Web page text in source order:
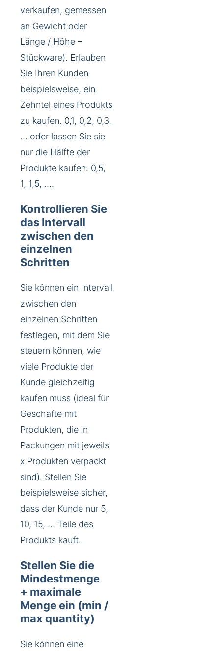
verkaufen, gemessen
an Gewicht oder
Länge / Höhe –
Stückware). Erlauben
Sie Ihren Kunden
beispielsweise, ein
Zehntel eines Produkts
zu kaufen. 0,1, 0,2, 0,3,
… oder lassen Sie sie
nur die Hälfte der
Produkte kaufen: 0,5,
1, 1,5, ….
Kontrollieren Sie
das Intervall
zwischen den
einzelnen
Schritten
Sie können ein Intervall
zwischen den
einzelnen Schritten
festlegen, mit dem Sie
steuern können, wie
viele Produkte der
Kunde gleichzeitig
kaufen muss (ideal für
Geschäfte mit
Produkten, die in
Packungen mit jeweils
x Produkten verpackt
sind). Stellen Sie
beispielsweise sicher,
dass der Kunde nur 5,
10, 15, … Teile des
Produkts kauft.
Stellen Sie die
Mindestmenge
+ maximale
Menge ein (min /
max quantity)
Sie können eine